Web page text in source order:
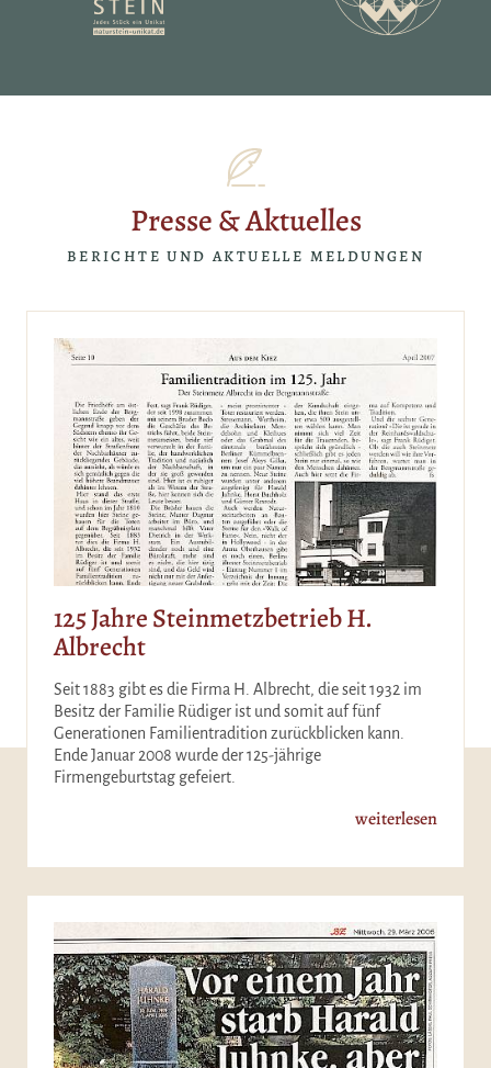
Presse & Aktuelles
BERICHTE UND AKTUELLE MELDUNGEN
125 Jahre Steinmetzbetrieb H.
Albrecht
Seit 1883 gibt es die Firma H. Albrecht, die seit 1932 im
Besitz der Familie Rüdiger ist und somit auf fünf
Generationen Familientradition zurückblicken kann.
Ende Januar 2008 wurde der 125-jährige
Firmengeburtstag gefeiert.
weiterlesen